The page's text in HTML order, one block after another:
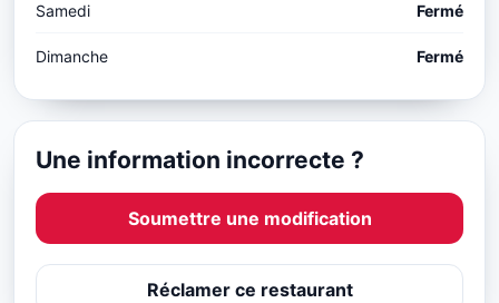
Samedi Fermé
Dimanche Fermé
Une information incorrecte ?
Soumettre une modification
Réclamer ce restaurant